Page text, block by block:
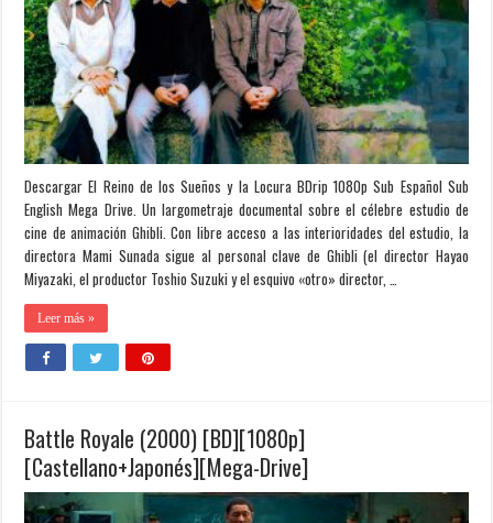
Descargar El Reino de los Sueños y la Locura BDrip 1080p Sub Español Sub
English Mega Drive. Un largometraje documental sobre el célebre estudio de
cine de animación Ghibli. Con libre acceso a las interioridades del estudio, la
directora Mami Sunada sigue al personal clave de Ghibli (el director Hayao
Miyazaki, el productor Toshio Suzuki y el esquivo «otro» director, …
Leer más »
Battle Royale (2000) [BD][1080p]
[Castellano+Japonés][Mega-Drive]